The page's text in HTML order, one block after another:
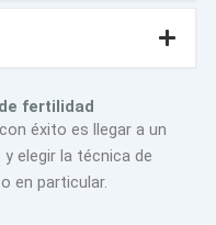
fertilidad
éxito es llegar a un
elegir la técnica de
en particular.